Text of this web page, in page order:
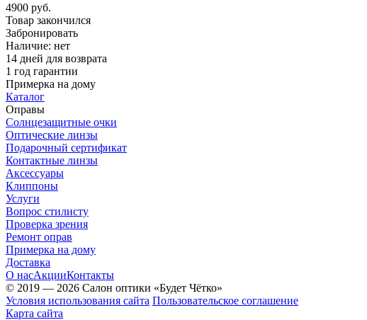
4900 руб.
Товар закончился
Забронировать
Наличие: нет
14 дней для возврата
1 год гарантии
Примерка на дому
Каталог
Оправы
Солнцезащитные очки
Оптические линзы
Подарочный сертификат
Контактные линзы
Аксессуары
Клиппоны
Услуги
Вопрос стилисту
Проверка зрения
Ремонт оправ
Примерка на дому
Доставка
О насАкцииКонтакты
© 2019 — 2026 Салон оптики «Будет Чётко»
Условия использования сайта Пользовательское соглашение
Карта сайта